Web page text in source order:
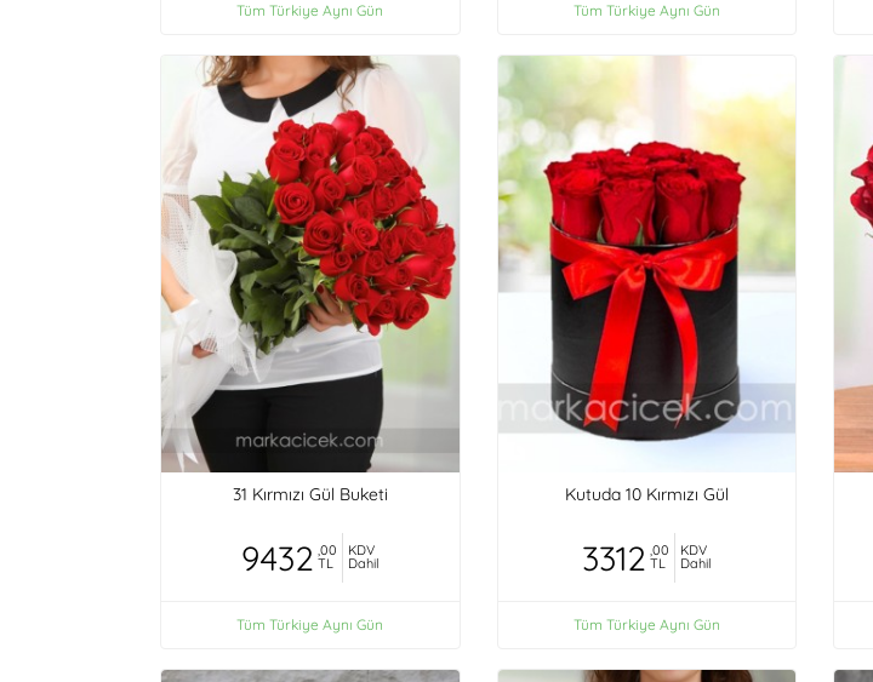
Tüm Türkiye Aynı Gün Tüm Türkiye Aynı Gün
31 Kırmızı Gül Buketi
9432 ,00
TL
KDV
Dahil
Tüm Türkiye Aynı Gün
Kutuda 10 Kırmızı Gül
3312 ,00
TL
KDV
Dahil
Tüm Türkiye Aynı Gün